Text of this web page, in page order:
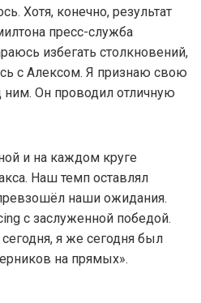
Хотя, конечно, результат
пресс-служба
избегать столкновений,
с Алексом. Я признаю свою
Он проводил отличную
и на каждом круге
Наш темп оставлял
наши ожидания.
с заслуженной победой.
я же сегодня был
на прямых».